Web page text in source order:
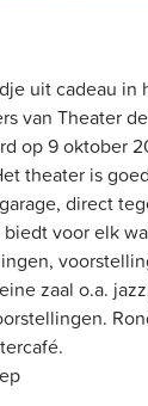
uit cadeau in
van Theater
op 9 oktober
theater is
direct
voor elk
zaal o.a.